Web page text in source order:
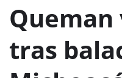
tras